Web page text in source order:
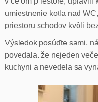
umiestnenie kotla nad
priestoru schodov kvôli
Výsledok posúďte sami,
povedala, že nejeden
kuchyni a nevedela sa